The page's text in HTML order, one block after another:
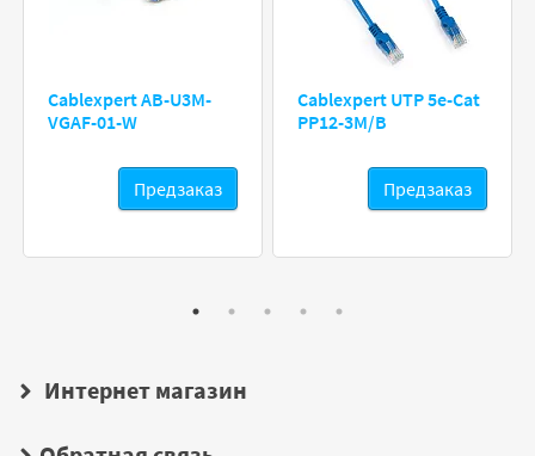
Cablexpert AB-U3M-
VGAF-01-W
Предзаказ
Cablexpert UTP 5e-Cat
PP12-3M/B
Предзаказ
Интернет магазин